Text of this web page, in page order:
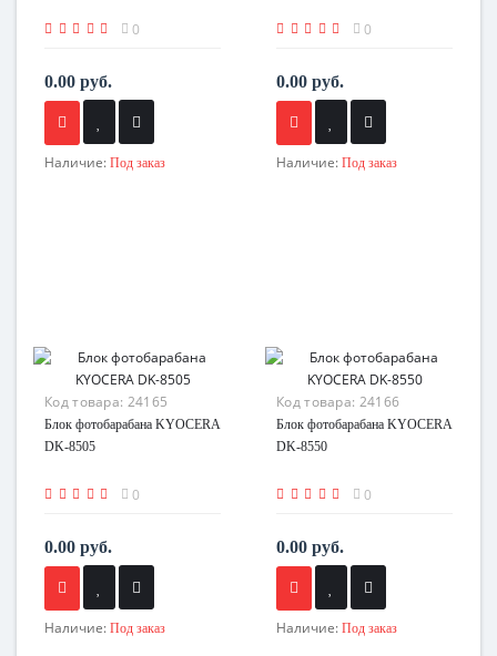
0
0.00 руб.
Наличие: Под заказ
0
0.00 руб.
Наличие: Под заказ
Код товара: 24165
Блок фотобарабана KYOCERA
DK-8505
0
0.00 руб.
Наличие: Под заказ
Код товара: 24166
Блок фотобарабана KYOCERA
DK-8550
0
0.00 руб.
Наличие: Под заказ